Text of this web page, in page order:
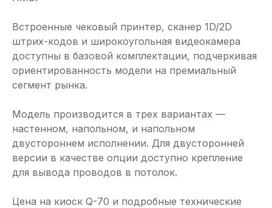
Встроенные чековый принтер, сканер 1D/2D
штрих-кодов и широкоугольная видеокамера
доступны в базовой комплектации, подчеркивая
ориентированность модели на премиальный
сегмент рынка.
Модель производится в трех вариантах —
настенном, напольном, и напольном
двустороннем исполнении. Для двусторонней
версии в качестве опции доступно крепление
для вывода проводов в потолок.
Цена на киоск Q-70 и подробные технические